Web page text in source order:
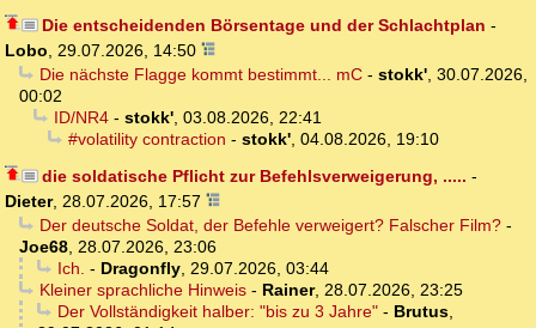
Die entscheidenden Börsentage und der Schlachtplan -
Lobo, 29.07.2026, 14:50
Die nächste Flagge kommt bestimmt... mC- stokk', 30.07.2026,
00:02
ID/NR4- stokk', 03.08.2026, 22:41
#volatility contraction - stokk', 04.08.2026, 19:10
die soldatische Pflicht zur Befehlsverweigerung, ..... -
Dieter, 28.07.2026, 17:57
Der deutsche Soldat, der Befehle verweigert? Falscher Film?-
Joe68, 28.07.2026, 23:06
Ich. - Dragonfly, 29.07.2026, 03:44
Kleiner sprachliche Hinweis- Rainer, 28.07.2026, 23:25
Der Vollständigkeit halber: "bis zu 3 Jahre"- Brutus,